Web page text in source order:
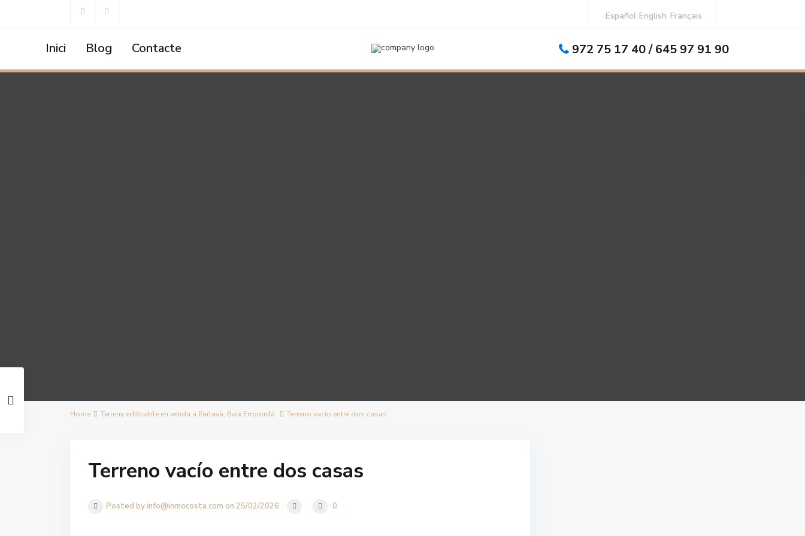
Español English Français
Inici Blog Contacte 972 75 17 40 / 645 97 91 90
Home Terreny edificable en venda a Parlavà, Baix Empordà. Terreno vacío entre dos casas
Terreno vacío entre dos casas
Posted by info@inmocosta.com on 25/02/2026 0